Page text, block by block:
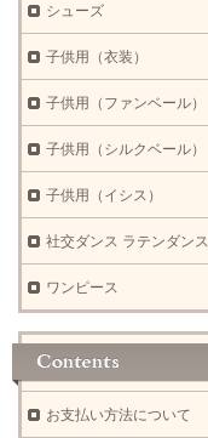
シューズ
子供用（衣装）
子供用（ファンベール）
子供用（シルクベール）
子供用（イシス）
社交ダンス ラテンダンス
ワンピース
お支払い方法について